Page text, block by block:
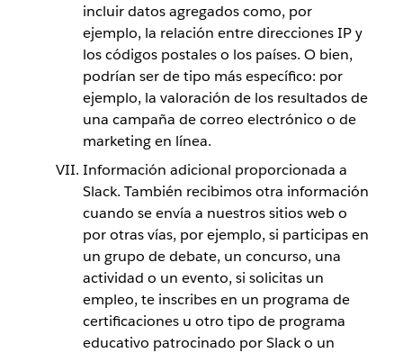
incluir datos agregados como, por
ejemplo, la relación entre direcciones IP y
los códigos postales o los países. O bien,
podrían ser de tipo más específico: por
ejemplo, la valoración de los resultados de
una campaña de correo electrónico o de
marketing en línea.
Información adicional proporcionada a
Slack. También recibimos otra información
cuando se envía a nuestros sitios web o
por otras vías, por ejemplo, si participas en
un grupo de debate, un concurso, una
actividad o un evento, si solicitas un
empleo, te inscribes en un programa de
certificaciones u otro tipo de programa
educativo patrocinado por Slack o un